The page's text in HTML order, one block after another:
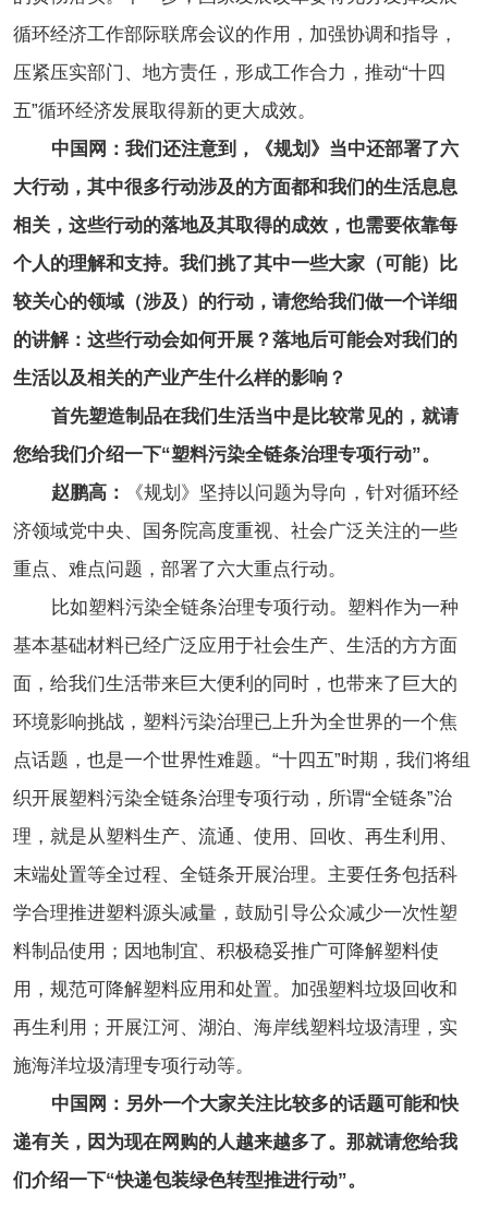
循环经济工作部际联席会议的作用，加强协调和指导，
压紧压实部门、地方责任，形成工作合力，推动“十四
五”循环经济发展取得新的更大成效。
中国网：我们还注意到，《规划》当中还部署了六
大行动，其中很多行动涉及的方面都和我们的生活息息
相关，这些行动的落地及其取得的成效，也需要依靠每
个人的理解和支持。我们挑了其中一些大家（可能）比
较关心的领域（涉及）的行动，请您给我们做一个详细
的讲解：这些行动会如何开展？落地后可能会对我们的
生活以及相关的产业产生什么样的影响？
首先塑造制品在我们生活当中是比较常见的，就请
您给我们介绍一下“塑料污染全链条治理专项行动”。
赵鹏高：
《规划》坚持以问题为导向，针对循环经
济领域党中央、国务院高度重视、社会广泛关注的一些
重点、难点问题，部署了六大重点行动。
比如塑料污染全链条治理专项行动。塑料作为一种
基本基础材料已经广泛应用于社会生产、生活的方方面
面，给我们生活带来巨大便利的同时，也带来了巨大的
环境影响挑战，塑料污染治理已上升为全世界的一个焦
点话题，也是一个世界性难题。“十四五”时期，我们将组
织开展塑料污染全链条治理专项行动，所谓“全链条”治
理，就是从塑料生产、流通、使用、回收、再生利用、
末端处置等全过程、全链条开展治理。主要任务包括科
学合理推进塑料源头减量，鼓励引导公众减少一次性塑
料制品使用；因地制宜、积极稳妥推广可降解塑料使
用，规范可降解塑料应用和处置。加强塑料垃圾回收和
再生利用；开展江河、湖泊、海岸线塑料垃圾清理，实
施海洋垃圾清理专项行动等。
中国网：另外一个大家关注比较多的话题可能和快
递有关，因为现在网购的人越来越多了。那就请您给我
们介绍一下“快递包装绿色转型推进行动”。